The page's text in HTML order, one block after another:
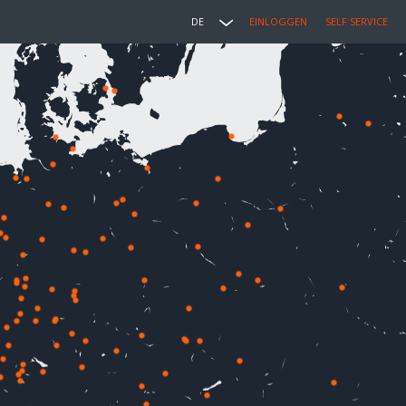
DE EINLOGGEN SELF SERVICE